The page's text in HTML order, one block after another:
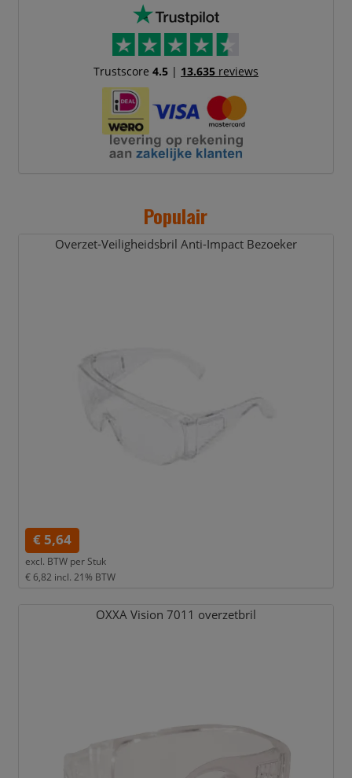
Trustscore 4.5| 13.635reviews
Populair
Overzet-Veiligheidsbril Anti-Impact Bezoeker
€ 5,64
excl. BTW per Stuk
€ 6,82 incl. 21% BTW
OXXA Vision 7011 overzetbril